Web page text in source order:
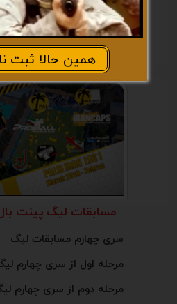
سری چهارم مسابقات لیگ
مرحله اول از سری چهارم
مرحله دوم از سری چهارم
مسابقات لیگ پینت بال
مشارکت در ساخت
همین حالا ثبت